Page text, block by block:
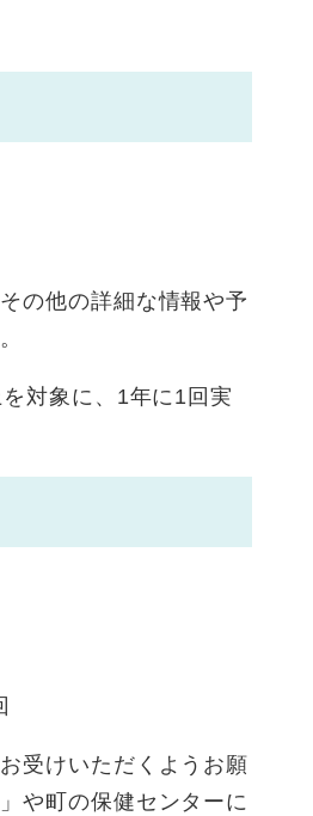
の他の詳細な情報や予
対象に、1年に1回実
受けいただくようお願
や町の保健センターに